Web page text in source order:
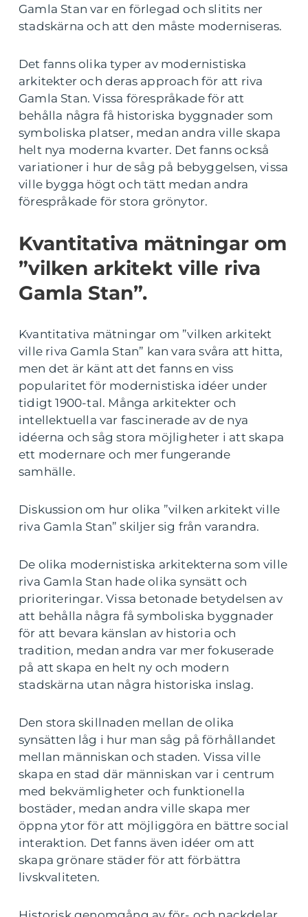
Gamla Stan var en förlegad och slitits ner
stadskärna och att den måste moderniseras.
Det fanns olika typer av modernistiska
arkitekter och deras approach för att riva
Gamla Stan. Vissa förespråkade för att
behålla några få historiska byggnader som
symboliska platser, medan andra ville skapa
helt nya moderna kvarter. Det fanns också
variationer i hur de såg på bebyggelsen, vissa
ville bygga högt och tätt medan andra
förespråkade för stora grönytor.
Kvantitativa mätningar om
”vilken arkitekt ville riva
Gamla Stan”.
Kvantitativa mätningar om ”vilken arkitekt
ville riva Gamla Stan” kan vara svåra att hitta,
men det är känt att det fanns en viss
popularitet för modernistiska idéer under
tidigt 1900-tal. Många arkitekter och
intellektuella var fascinerade av de nya
idéerna och såg stora möjligheter i att skapa
ett modernare och mer fungerande
samhälle.
Diskussion om hur olika ”vilken arkitekt ville
riva Gamla Stan” skiljer sig från varandra.
De olika modernistiska arkitekterna som ville
riva Gamla Stan hade olika synsätt och
prioriteringar. Vissa betonade betydelsen av
att behålla några få symboliska byggnader
för att bevara känslan av historia och
tradition, medan andra var mer fokuserade
på att skapa en helt ny och modern
stadskärna utan några historiska inslag.
Den stora skillnaden mellan de olika
synsätten låg i hur man såg på förhållandet
mellan människan och staden. Vissa ville
skapa en stad där människan var i centrum
med bekvämligheter och funktionella
bostäder, medan andra ville skapa mer
öppna ytor för att möjliggöra en bättre social
interaktion. Det fanns även idéer om att
skapa grönare städer för att förbättra
livskvaliteten.